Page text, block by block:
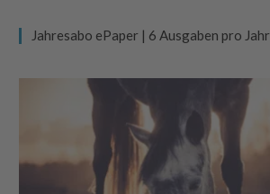
Jahresabo ePaper | 6 Ausgaben pro Jahr